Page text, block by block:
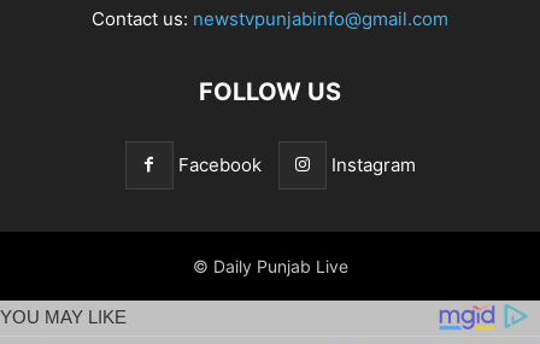
Contact us: newstvpunjabinfo@gmail.com
FOLLOW US
Facebook Instagram
© Daily Punjab Live